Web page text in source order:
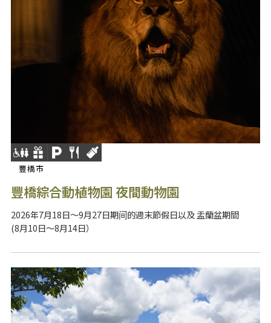
豐橋市
豐橋綜合動植物園 夜間動物園
2026年7月18日～9月27日期间的週末節假日以及 盂蘭盆期間
(8月10日～8月14日）